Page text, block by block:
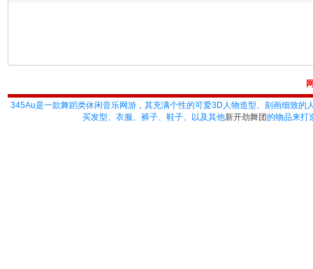
345Au是一款舞蹈类休闲音乐网游，其充满个性的可爱3D人物造型、刻画细致
买发型、衣服、裤子、鞋子、以及其他新开劲舞团的物品来打